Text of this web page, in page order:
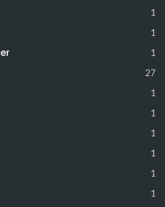
1
1
1
27
1
1
1
1
1
1